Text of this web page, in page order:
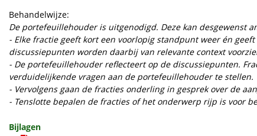
Behandelwijze:
De portefeuillehouder is uitgenodigd. Deze kan desgewenst
- Elke fractie geeft kort een voorlopig standpunt weer én
discussiepunten worden daarbij van relevante context
- De portefeuillehouder reflecteert op de discussiepunten.
verduidelijkende vragen aan de portefeuillehouder te stellen.
- Vervolgens gaan de fracties onderling in gesprek over de
- Tenslotte bepalen de fracties of het onderwerp rijp is voor
Bijlagen